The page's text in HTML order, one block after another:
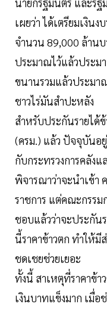
เผยว่า ได้เตรียมเงิน
จำนวน 89,000 ล้าน
ประมาณไว้แล้วประม
ขนานรวมแล้วประมา
ชาวไร่มันสำปะหลัง
สำหรับประกันรายได้
(ครม.) แล้ว ปัจจุบันอ
กับกระทรวงการคลัง
พิจารณาว่าจะนำเข้า
ราชการ แต่คณะกรรม
ชอบแล้วว่าจะประกัน
นี้ราคาข้าวตก ทำให้มี
ชดเชยช่วยเยอะ
ทั้งนี้ สาเหตุที่ราคาข้า
เงินบาทแข็งมาก เมื่